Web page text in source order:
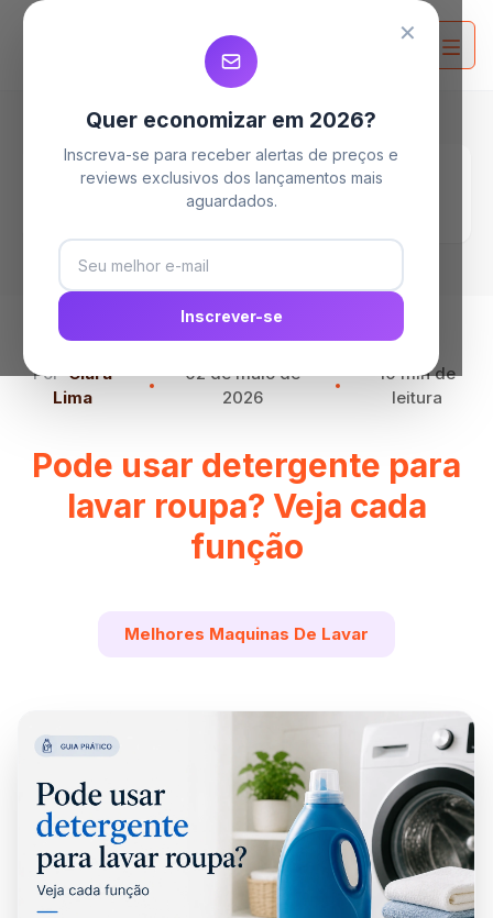
Home
Blog
Pode usar detergente para lavar roupa? Veja
cada função
Por Clara
Lima
02 de maio de
2026
10 min de
leitura
Pode usar detergente para
lavar roupa? Veja cada
função
Melhores Maquinas De Lavar
✕
Quer economizar em 2026?
Inscreva-se para receber alertas de preços e
reviews exclusivos dos lançamentos mais
aguardados.
Inscrever-se